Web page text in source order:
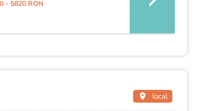
- 5820 RON
local